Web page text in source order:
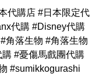
代購店 #日本限定代
代購 #Disney代購
角落生物 #角落生物
#憂傷馬戲團代購
#sumikkogurashi